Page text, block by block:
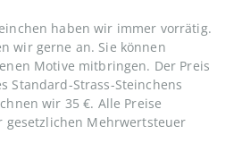
haben wir immer vorrätig.
wir gerne an. Sie können
Motive mitbringen. Der Preis
Standard-Strass-Steinchens
wir 35 €. Alle Preise
gesetzlichen Mehrwertsteuer